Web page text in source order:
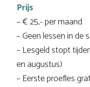
Prijs
– € 25,- per maand
– Geen lessen in de
– Lesgeld stopt
en augustus)
– Eerste proefles